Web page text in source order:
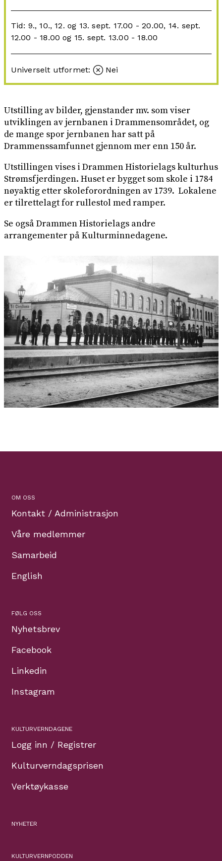
Tid: 9., 10., 12. og 13. sept. 17.00 - 20.00, 14. sept.
12.00 - 18.00 og 15. sept. 13.00 - 18.00
Universelt utformet: Nei
Utstilling av bilder, gjenstander mv. som viser
utviklingen av jernbanen i Drammensområdet, og
de mange spor jernbanen har satt på
Drammenssamfunnet gjennom mer enn 150 år.
Utstillingen vises i Drammen Historielags kulturhus
Strømsfjerdingen. Huset er bygget som skole i 1784
nøyaktig etter skoleforordningen av 1739. Lokalene
er tilrettelagt for rullestol med ramper.
Se også Drammen Historielags andre
arrangementer på Kulturminnedagene.
OM OSS
Kontakt / Administrasjon
Våre medlemmer
Samarbeid
English
FØLG OSS
Nyhetsbrev
Facebook
Linkedin
Instagram
KULTURVERNDAGENE
Logg inn / Registrer
Kulturverndagsprisen
Verktøykasse
NYHETER
KULTURVERNPODDEN